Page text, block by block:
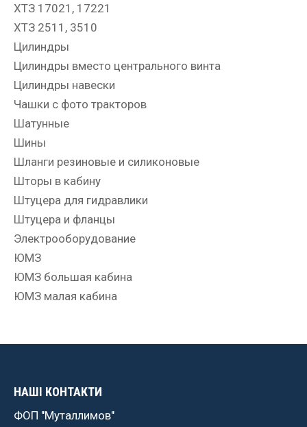
ХТЗ 17021, 17221
ХТЗ 2511, 3510
Цилиндры
Цилиндры вместо центрального винта
Цилиндры навески
Чашки с фото тракторов
Шатунные
Шины
Шланги резиновые и силиконовые
Шторы в кабину
Штуцера для гидравлики
Штуцера и фланцы
Электрооборудование
ЮМЗ
ЮМЗ большая кабина
ЮМЗ малая кабина
НАШІ КОНТАКТИ
ФОП "Муталлимов"